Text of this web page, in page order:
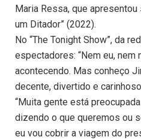
Maria Ressa, que apresentou
um Ditador” (2022).
No “The Tonight Show”, da
espectadores: “Nem eu,
acontecendo. Mas conheço
decente, divertido e
“Muita gente está
dizendo o que queremos ou
eu vou cobrir a viagem do